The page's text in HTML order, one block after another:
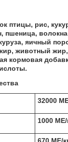
птицы, рис,
пшеница,
яичный
животный жир,
кормовая
32000
1000 МЕ/
670 МЕ/